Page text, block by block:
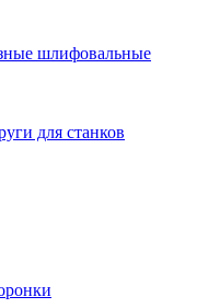
шлифовальные
для станков